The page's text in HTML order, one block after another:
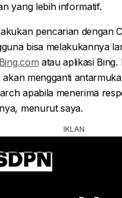
yang lebih informatif.
pencarian dengan
bisa melakukannya
atau aplikasi
akan mengganti
apabila menerima
menurut saya.